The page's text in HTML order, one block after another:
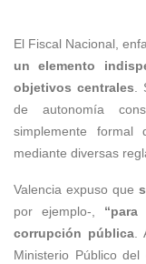
El Fiscal Nacional,
un elemento
objetivos centrales.
de autonomía
simplemente formal
mediante diversas
Valencia expuso que
por ejemplo-,
corrupción pública.
Ministerio Público